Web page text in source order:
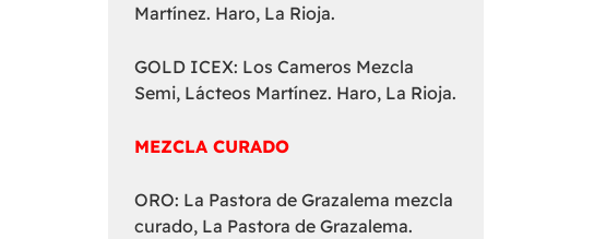
Martínez. Haro, La Rioja.
GOLD ICEX: Los Cameros Mezcla
Semi, Lácteos Martínez. Haro, La Rioja.
MEZCLA CURADO
ORO: La Pastora de Grazalema mezcla
curado, La Pastora de Grazalema.